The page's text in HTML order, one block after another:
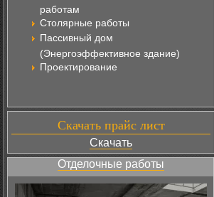
работам
Столярные работы
Пассивный дом
(Энергоэффективное здание)
Проектирование
Скачать прайс лист
Скачать
Отделочные работы